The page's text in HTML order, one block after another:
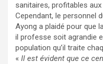
sanitaires, profitables
Cependant, le personnel
Ayong a plaidé pour que
il professe soit agrandie
population qu’il traite
« Il est évident que ce